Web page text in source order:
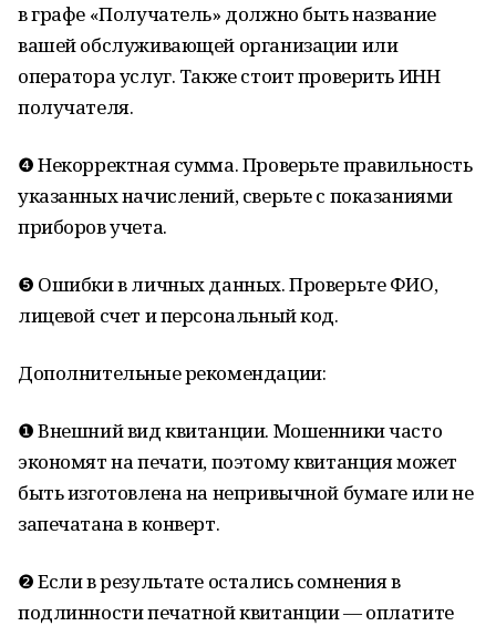
в графе «Получатель» должно быть название
вашей обслуживающей организации или
оператора услуг. Также стоит проверить ИНН
получателя.
❹ Некорректная сумма. Проверьте правильность
указанных начислений, сверьте с показаниями
приборов учета.
❺ Ошибки в личных данных. Проверьте ФИО,
лицевой счет и персональный код.
Дополнительные рекомендации:
❶ Внешний вид квитанции. Мошенники часто
экономят на печати, поэтому квитанция может
быть изготовлена на непривычной бумаге или не
запечатана в конверт.
❷ Если в результате остались сомнения в
подлинности печатной квитанции — оплатите